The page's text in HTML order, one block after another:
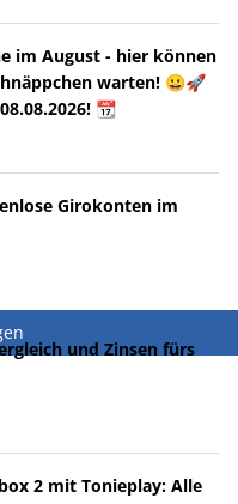
im August - hier können
warten! 😀🚀
📆
Girokonten im
und Zinsen fürs
2 mit Tonieplay: Alle